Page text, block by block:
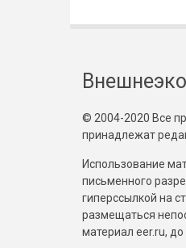
© 2004-2020 Все
принадлежат
Использование
письменного
гиперссылкой на
размещаться
материал eer.ru, до